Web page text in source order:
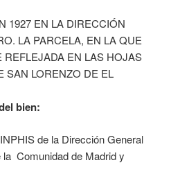
1927 EN LA DIRECCIÓN
LA PARCELA, EN LA QUE
REFLEJADA EN LAS HOJAS
SAN LORENZO DE EL
bien:
de la Dirección General
Comunidad de Madrid y